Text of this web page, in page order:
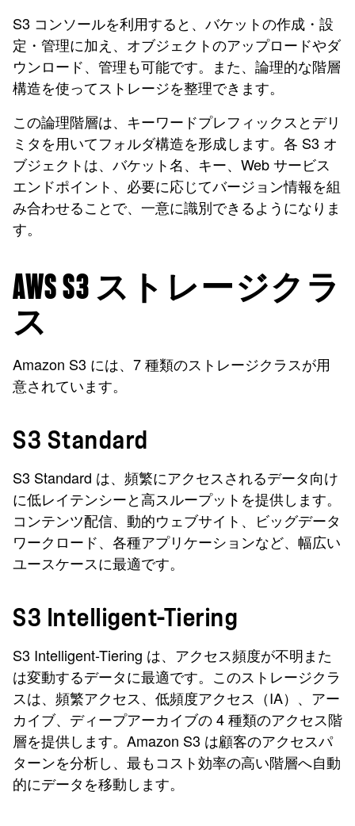
S3 コンソールを利用すると、バケットの作成・設
定・管理に加え、オブジェクトのアップロードやダ
ウンロード、管理も可能です。また、論理的な階層
構造を使ってストレージを整理できます。
この論理階層は、キーワードプレフィックスとデリ
ミタを用いてフォルダ構造を形成します。各 S3 オ
ブジェクトは、バケット名、キー、Web サービス
エンドポイント、必要に応じてバージョン情報を組
み合わせることで、一意に識別できるようになりま
す。
AWS S3 ストレージクラ
ス
Amazon S3 には、7 種類のストレージクラスが用
意されています。
S3 Standard
S3 Standard は、頻繁にアクセスされるデータ向け
に低レイテンシーと高スループットを提供します。
コンテンツ配信、動的ウェブサイト、ビッグデータ
ワークロード、各種アプリケーションなど、幅広い
ユースケースに最適です。
S3 Intelligent-Tiering
S3 Intelligent-Tiering は、アクセス頻度が不明また
は変動するデータに最適です。このストレージクラ
スは、頻繁アクセス、低頻度アクセス（IA）、アー
カイブ、ディープアーカイブの 4 種類のアクセス階
層を提供します。Amazon S3 は顧客のアクセスパ
ターンを分析し、最もコスト効率の高い階層へ自動
的にデータを移動します。